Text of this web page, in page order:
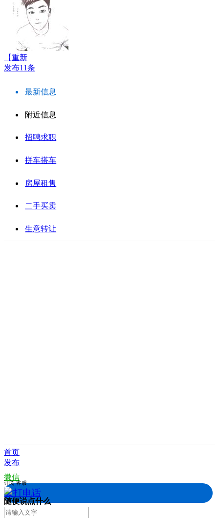
【重新
发布11条
最新信息
附近信息
招聘求职
拼车搭车
房屋租售
二手买卖
生意转让
首页
发布
微信
拨打电话
订阅 客服
随便说点什么